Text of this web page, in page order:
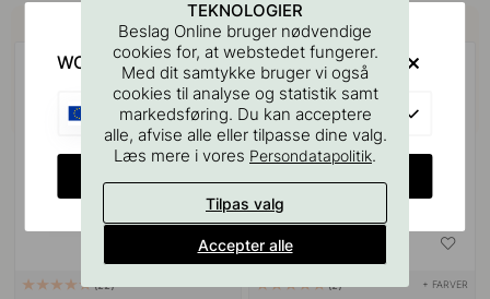
Køb sammen med
22 2 + FARVER
TEKNOLOGIER
Beslag Online bruger nødvendige
cookies for, at webstedet fungerer.
Med dit samtykke bruger vi også
cookies til analyse og statistik samt
markedsføring. Du kan acceptere
alle, afvise alle eller tilpasse dine valg.
Læs mere i vores Persondatapolitik.
Tilpas valg
Accepter alle
WOULD YOU RATHER VISIT?
EU